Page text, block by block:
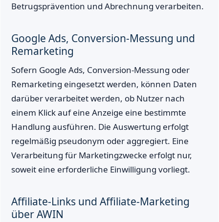
Betrugsprävention und Abrechnung verarbeiten.
Google Ads, Conversion-Messung und
Remarketing
Sofern Google Ads, Conversion-Messung oder
Remarketing eingesetzt werden, können Daten
darüber verarbeitet werden, ob Nutzer nach
einem Klick auf eine Anzeige eine bestimmte
Handlung ausführen. Die Auswertung erfolgt
regelmäßig pseudonym oder aggregiert. Eine
Verarbeitung für Marketingzwecke erfolgt nur,
soweit eine erforderliche Einwilligung vorliegt.
Affiliate-Links und Affiliate-Marketing
über AWIN